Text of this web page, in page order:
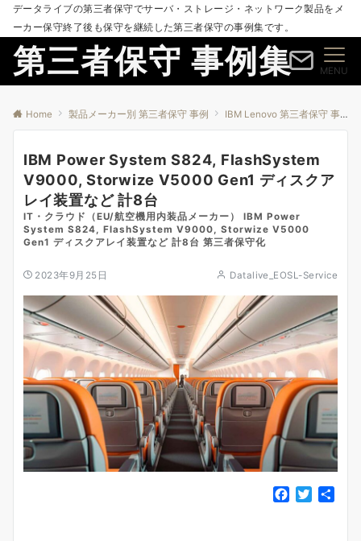
データライブの第三者保守でサーバ・ストレージ・ネットワーク製品をメ
ーカー保守終了後も保守を継続した第三者保守の事例集です。
第三者保守 事例集 MENU
Home 製品メーカー別 第三者保守 事例 IBM Lenovo 第三者保守 事例
IBM Power System S824, FlashSystem
V9000, Storwize V5000 Gen1 ディスクア
レイ装置など 計8台
IT・クラウド（EU/航空機用内装品メーカー） IBM Power
System S824, FlashSystem V9000, Storwize V5000
Gen1 ディスクアレイ装置など 計8台 第三者保守化
2023年9月25日 Datalive_EOSL-Service